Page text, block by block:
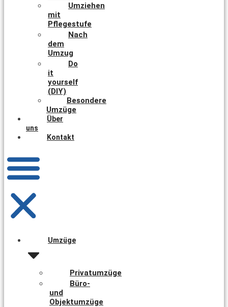
Umziehen
mit
Pflegestufe
Nach
dem
Umzug
Do
it
yourself
(DIY)
Besondere
Umzüge
Über
uns
Kontakt
Umzüge
Privatumzüge
Büro-
und
Objektumzüge